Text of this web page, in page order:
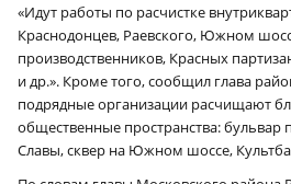
«Идут работы по расчистке
Краснодонцев, Раевского, Южном
производственников, Красных
и др.». Кроме того, сообщил глава
подрядные организации расчищают
общественные пространства: бульвар
Славы, сквер на Южном шоссе,